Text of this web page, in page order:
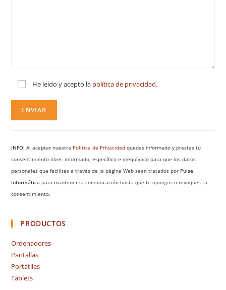
He leído y acepto la política de privacidad.
INFO: Al aceptar nuestra Política de Privacidad quedas informado y prestas tu
consentimiento libre, informado, específico e inequívoco para que los datos
personales que facilites a través de la página Web sean tratados por Pulse
Informática para mantener la comunicación hasta que te opongas o revoques tu
consentimiento.
PRODUCTOS
Ordenadores
Pantallas
Portátiles
Tablets